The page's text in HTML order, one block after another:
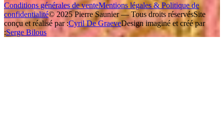
Conditions générales de venteMentions légales & Politique de
confidentialité© 2025 Pierre Saunier — Tous droits réservésSite
conçu et réalisé par :Cyril De GraeveDesign imaginé et créé par
:Serge Bilous